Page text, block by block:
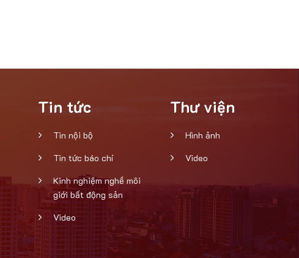
Tin tức
Tin nội bộ
Tin tức báo chí
Kinh nghiệm nghề môi
giới bất động sản
Video
Thư viện
Hình ảnh
Video